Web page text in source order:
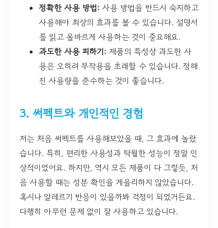
정확한 사용 방법: 사용 방법을 반드시 숙지하고
사용해야 최상의 효과를 볼 수 있습니다. 설명서
를 읽고 올바르게 사용하는 것이 중요해요.
과도한 사용 피하기: 제품의 특성상 과도한 사
용은 오히려 부작용을 초래할 수 있습니다. 정해
진 사용량을 준수하는 것이 좋습니다.
3. 써펙트와 개인적인 경험
저는 처음 써펙트를 사용해보았을 때, 그 효과에 놀랐
습니다. 특히, 편리한 사용성과 탁월한 성능이 정말 인
상적이었어요. 하지만, 역시 모든 제품이 다 그렇듯, 처
음 사용할 때는 성분 확인을 게을리하지 않았습니다.
혹시나 알레르기 반응이 있을까봐 걱정이 되었거든요.
다행히 아무런 문제 없이 잘 사용하고 있습니다.